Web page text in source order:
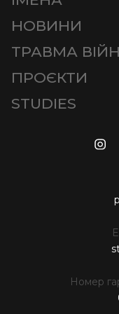
НОВИНИ
ТРАВМА
ПРОЄКТИ
STUDIES
Номер